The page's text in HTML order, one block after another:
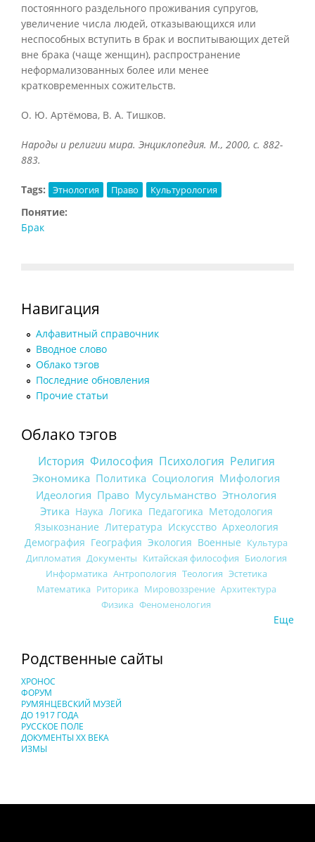
постоянного раздельного проживания супругов,
увеличение числа людей, отказывающихся или
неспособных вступить в брак и воспитывающих детей
вне брака (чаще женщин), распространение
неформализованных более или менее
кратковременных сожительств.
О. Ю. Артёмова, В. А. Тишков.
Народы и религии мира. Энциклопедия. М., 2000, с. 882-
883.
Tags: Этнология Право Культурология
Понятие:
Брак
Навигация
Алфавитный справочник
Вводное слово
Облако тэгов
Последние обновления
Прочие статьи
Облако тэгов
История Философия Психология Религия
Экономика Политика Социология Мифология
Идеология Право Мусульманство Этнология
Этика Наука Логика Педагогика Методология
Языкознание Литература Искусство Археология
Демография География Экология Военные Культура
Дипломатия Документы Китайская философия Биология
Информатика Антропология Теология Эстетика
Математика Риторика Мировоззрение Архитектура
Физика Феноменология
Еще
Родственные сайты
ХРОНОС
ФОРУМ
РУМЯНЦЕВСКИЙ МУЗЕЙ
ДО 1917 ГОДА
РУССКОЕ ПОЛЕ
ДОКУМЕНТЫ XX ВЕКА
ИЗМЫ